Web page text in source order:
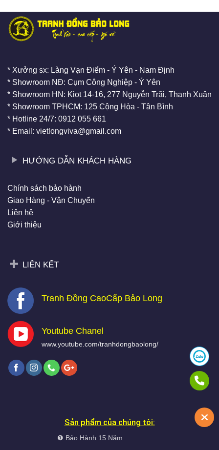
* Xưởng sx: Làng Vạn Điểm - Ý Yên - Nam Định
* Showroom NĐ: Cụm Công Nghiệp - Ý Yên
* Showroom HN: Kiot 14-16, 277 Nguyễn Trãi, Thanh Xuân
* Showroom TPHCM: 125 Cộng Hòa - Tân Bình
* Hotline 24/7: 0912 055 661
* Email: vietlongviva@gmail.com
HƯỚNG DẪN KHÁCH HÀNG
Chính sách bảo hành
Giao Hàng - Vận Chuyển
Liên hệ
Giới thiệu
LIÊN KẾT
Tranh Đồng CaoCấp Bảo Long
Youtube Chanel
www.youtube.com/tranhdongbaolong/
Sản phẩm của chúng tôi:
❶ Bảo Hành 15 Năm